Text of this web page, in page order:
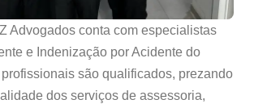
Advogados conta com especialistas
e Indenização por Acidente do
são qualificados, prezando
dos serviços de assessoria,